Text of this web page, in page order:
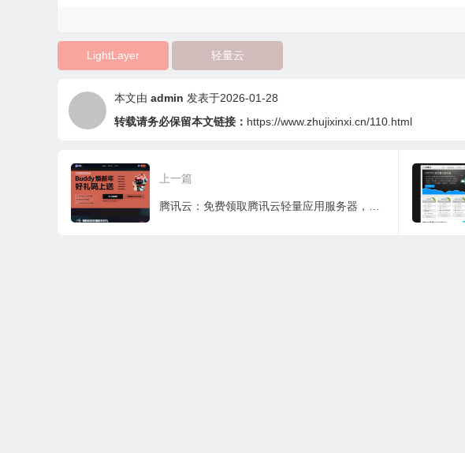
LightLayer 轻量云
本文由 admin 发表于2026-01-28
转载请务必保留本文链接： https://www.zhujixinxi.cn/110.html
上一篇
腾讯云：免费领取腾讯云轻量应用服务器，2C2G4M，时长三个月， CloudBase 个人版 6个月